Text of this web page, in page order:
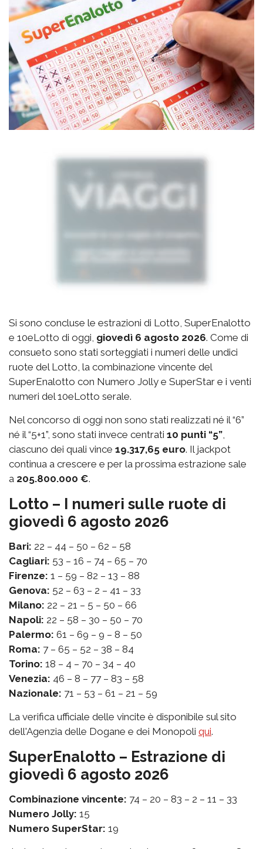
Si sono concluse le estrazioni di Lotto, SuperEnalotto
e 10eLotto di oggi, giovedì 6 agosto 2026. Come di
consueto sono stati sorteggiati i numeri delle undici
ruote del Lotto, la combinazione vincente del
SuperEnalotto con Numero Jolly e SuperStar e i venti
numeri del 10eLotto serale.
Nel concorso di oggi non sono stati realizzati né il “6”
né il “5+1”, sono stati invece centrati 10 punti “5”
ciascuno dei quali vince 19.317,65 euro. Il jackpot
continua a crescere e per la prossima estrazione sale
a 205.800.000 €.
Lotto – I numeri sulle ruote di
giovedì 6 agosto 2026
Bari: 22 – 44 – 50 – 62 – 58
Cagliari: 53 – 16 – 74 – 65 – 70
Firenze: 1 – 59 – 82 – 13 – 88
Genova: 52 – 63 – 2 – 41 – 33
Milano: 22 – 21 – 5 – 50 – 66
Napoli: 22 – 58 – 30 – 50 – 70
Palermo: 61 – 69 – 9 – 8 – 50
Roma: 7 – 65 – 52 – 38 – 84
Torino: 18 – 4 – 70 – 34 – 40
Venezia: 46 – 8 – 77 – 83 – 58
Nazionale: 71 – 53 – 61 – 21 – 59
La verifica ufficiale delle vincite è disponibile sul sito
dell'Agenzia delle Dogane e dei Monopoli qui.
SuperEnalotto – Estrazione di
giovedì 6 agosto 2026
Combinazione vincente: 74 – 20 – 83 – 2 – 11 – 33
Numero Jolly: 15
Numero SuperStar: 19